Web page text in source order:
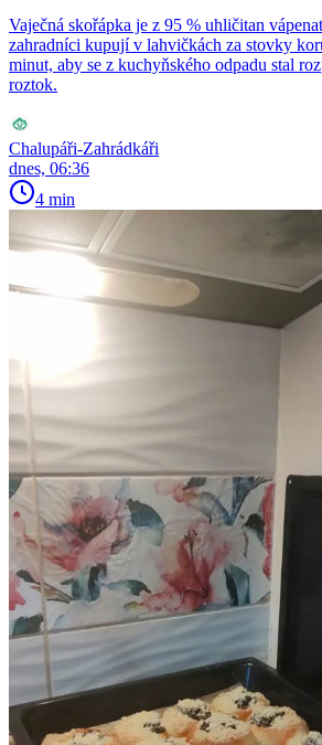
Vaječná skořápka je z 95 % uhličitan
zahradníci kupují v lahvičkách za stovky
minut, aby se z kuchyňského odpadu stal
roztok.
Chalupáři-Zahrádkáři
dnes, 06:36
4 min